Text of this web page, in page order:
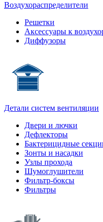
Воздухораспределители
Решетки
Аксессуары к
Диффузоры
Детали систем вентиляции
Двери и лючки
Дефлекторы
Бактерицидные
Зонты и насадки
Узлы прохода
Шумоглушители
Фильтр-боксы
Фильтры